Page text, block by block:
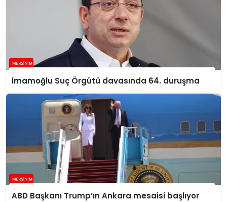
İmamoğlu Suç Örgütü davasında 64. duruşma
ABD Başkanı Trump’ın Ankara mesaisi başlıyor